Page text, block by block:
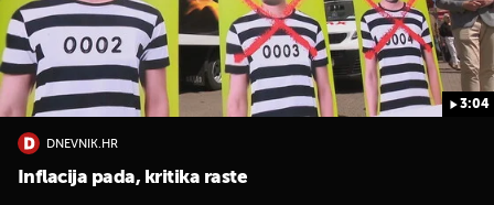
3:04
DNEVNIK.HR
Inflacija pada, kritika raste